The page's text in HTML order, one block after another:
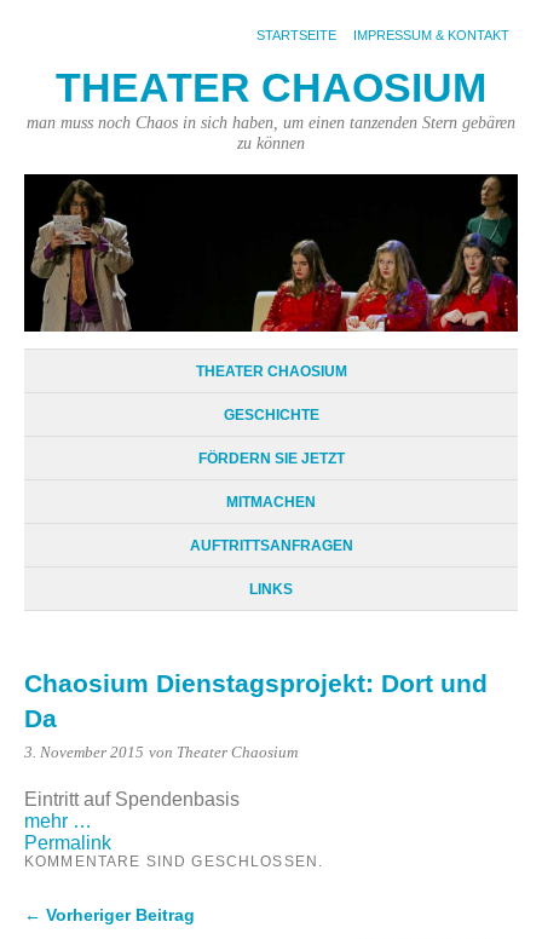
STARTSEITE IMPRESSUM & KONTAKT
THEATER CHAOSIUM
man muss noch Chaos in sich haben, um einen tanzenden Stern gebären
zu können
THEATER CHAOSIUM
GESCHICHTE
FÖRDERN SIE JETZT
MITMACHEN
AUFTRITTSANFRAGEN
LINKS
Chaosium Dienstagsprojekt: Dort und
Da
3. November 2015 von Theater Chaosium
Eintritt auf Spendenbasis
mehr …
Permalink
KOMMENTARE SIND GESCHLOSSEN.
← Vorheriger Beitrag